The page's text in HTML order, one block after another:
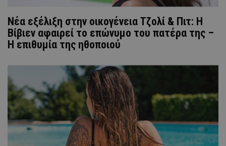
Νέα εξέλιξη στην οικογένεια Τζολί & Πιτ: H
Βίβιεν αφαιρεί το επώνυμο του πατέρα της –
Η επιθυμία της ηθοποιού